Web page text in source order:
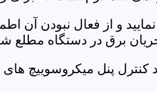
و از فعال نبودن آن
برق در دستگاه مطلع
پنل میکروسوییچ